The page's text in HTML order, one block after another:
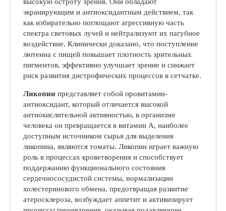
экранирующим и антиоксидантным действием, так
как избирательно поглощают агрессивную часть
спектра световых лучей и нейтрализуют их пагубное
воздействие. Клинически доказано, что поступление
лютеина с пищей повышает плотность зрительных
пигментов, эффективно улучшает зрение и снижает
риск развития дистрофических процессов в сетчатке.
Ликопинпредставляет собой провитамин-
антиоксидант, который отличается высокой
антиокислительной активностью, в организме
человека он превращается в витамин А, наиболее
доступным источником сырья для выделения
ликопина, являются томаты. Ликопин играет важную
роль в процессах кроветворения и способствует
поддержанию функционального состояния
сердечнососудистой системы, нормализации
холестеринового обмена, предотвращая развитие
атеросклероза, возбуждает аппетит и активизирует